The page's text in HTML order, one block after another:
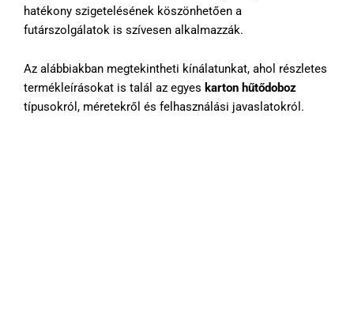
hatékony szigetelésének köszönhetően a
futárszolgálatok is szívesen alkalmazzák.
Az alábbiakban megtekintheti kínálatunkat, ahol részletes
termékleírásokat is talál az egyes karton hűtődoboz
típusokról, méretekről és felhasználási javaslatokról.